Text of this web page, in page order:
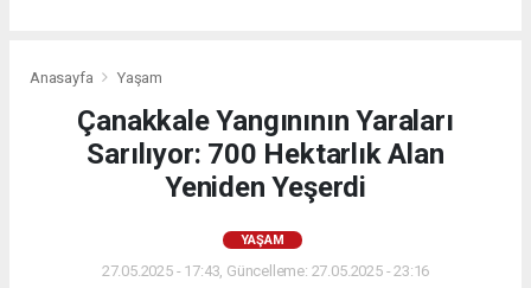
Anasayfa Yaşam
Çanakkale Yangınının Yaraları
Sarılıyor: 700 Hektarlık Alan
Yeniden Yeşerdi
YAŞAM
27.05.2025 - 17:43, Güncelleme: 27.05.2025 - 23:16